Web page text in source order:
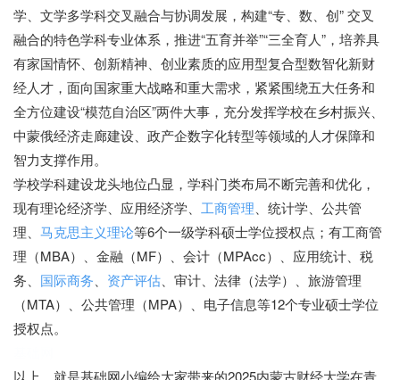
学、文学多学科交叉融合与协调发展，构建“专、数、创” 交叉
融合的特色学科专业体系，推进“五育并举”“三全育人”，培养具
有家国情怀、创新精神、创业素质的应用型复合型数智化新财
经人才，面向国家重大战略和重大需求，紧紧围绕五大任务和
全方位建设“模范自治区”两件大事，充分发挥学校在乡村振兴、
中蒙俄经济走廊建设、政产企数字化转型等领域的人才保障和
智力支撑作用。
学校学科建设龙头地位凸显，学科门类布局不断完善和优化，
现有理论经济学、应用经济学、 工商管理、统计学、公共管
理、 马克思主义理论等6个一级学科硕士学位授权点；有工商管
理（MBA）、金融（MF）、会计（MPAcc）、应用统计、税
务、 国际商务、 资产评估、审计、法律（法学）、旅游管理
（MTA）、公共管理（MPA）、电子信息等12个专业硕士学位
授权点。